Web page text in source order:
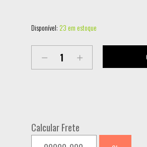
Disponível: 23 em estoque
FLUIDO
LED
PRO
EFFECT
Calcular Frete